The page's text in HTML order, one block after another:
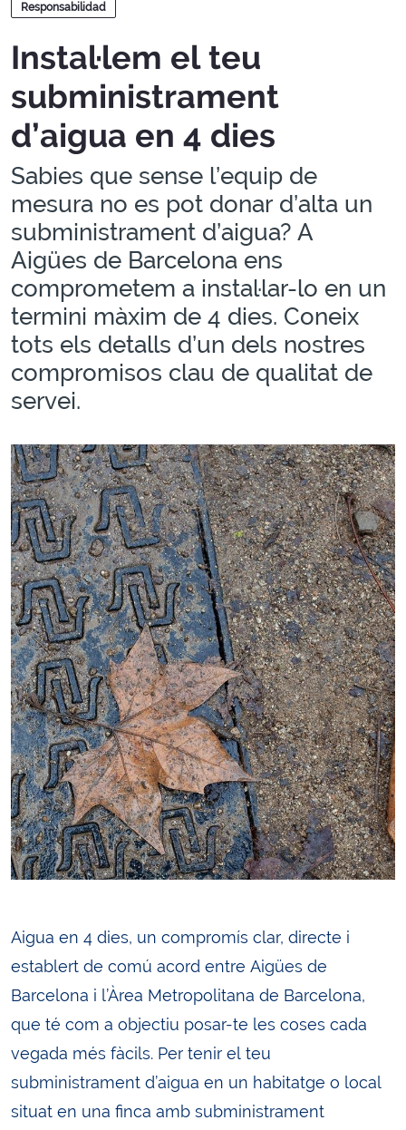
Responsabilidad
Instal·lem el teu
subministrament
d’aigua en 4 dies
Sabies que sense l’equip de
mesura no es pot donar d’alta un
subministrament d’aigua? A
Aigües de Barcelona ens
comprometem a instal·lar-lo en un
termini màxim de 4 dies. Coneix
tots els detalls d’un dels nostres
compromisos clau de qualitat de
servei.
Aigua en 4 dies, un compromís clar, directe i
establert de comú acord entre Aigües de
Barcelona i l’Àrea Metropolitana de Barcelona,
que té com a objectiu posar-te les coses cada
vegada més fàcils. Per tenir el teu
subministrament d’aigua en un habitatge o local
situat en una finca amb subministrament